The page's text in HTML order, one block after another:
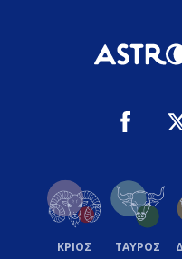
ΚΡΙΟΣ ΤΑΥΡΟΣ